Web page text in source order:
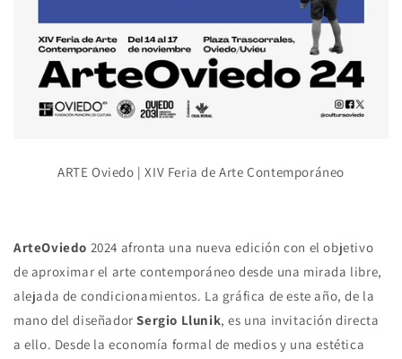
ARTE Oviedo | XIV Feria de Arte Contemporáneo
ArteOviedo 2024 afronta una nueva edición con el objetivo
de aproximar el arte contemporáneo desde una mirada libre,
alejada de condicionamientos. La gráfica de este año, de la
mano del diseñadorSergio Llunik, es una invitación directa
a ello. Desde la economía formal de medios y una estética